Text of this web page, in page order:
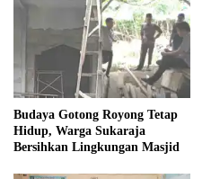
Budaya Gotong Royong Tetap
Hidup, Warga Sukaraja
Bersihkan Lingkungan Masjid